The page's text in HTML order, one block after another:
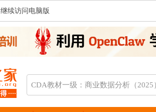
继续访问电脑版